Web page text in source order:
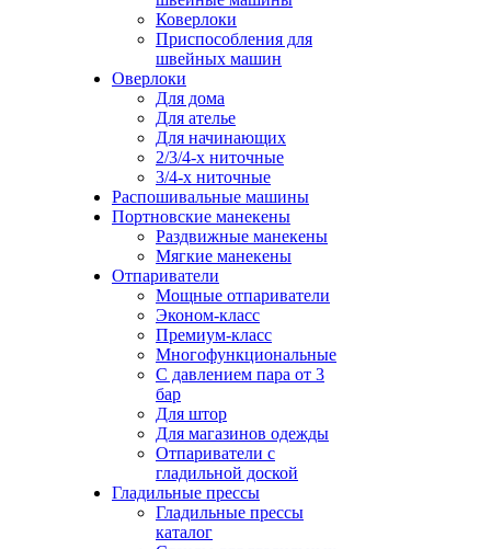
Коверлоки
Приспособления для
швейных машин
Оверлоки
Для дома
Для ателье
Для начинающих
2/3/4-х ниточные
3/4-х ниточные
Распошивальные машины
Портновские манекены
Раздвижные манекены
Мягкие манекены
Отпариватели
Мощные отпариватели
Эконом-класс
Премиум-класс
Многофункциональные
С давлением пара от 3
бар
Для штор
Для магазинов одежды
Отпариватели с
гладильной доской
Гладильные прессы
Гладильные прессы
каталог